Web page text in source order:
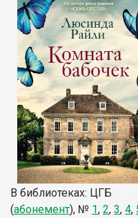
В библиотеках: ЦГБ
(абонемент), № 1, 2, 3, 4,